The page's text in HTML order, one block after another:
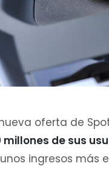
oferta de
millones de sus
ingresos más